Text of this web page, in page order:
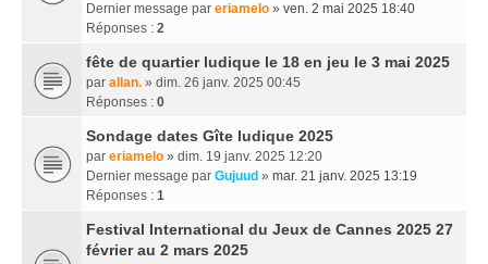
Dernier message par eriamelo » ven. 2 mai 2025 18:40
Réponses : 2
fête de quartier ludique le 18 en jeu le 3 mai 2025
par allan. » dim. 26 janv. 2025 00:45
Réponses : 0
Sondage dates Gîte ludique 2025
par eriamelo » dim. 19 janv. 2025 12:20
Dernier message par Gujuud » mar. 21 janv. 2025 13:19
Réponses : 1
Festival International du Jeux de Cannes 2025 27
février au 2 mars 2025